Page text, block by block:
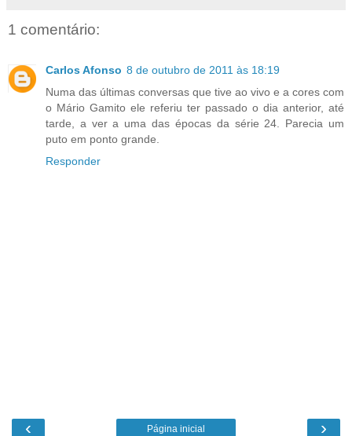
1 comentário:
Carlos Afonso 8 de outubro de 2011 às 18:19
Numa das últimas conversas que tive ao vivo e a cores com
o Mário Gamito ele referiu ter passado o dia anterior, até
tarde, a ver a uma das épocas da série 24. Parecia um
puto em ponto grande.
Responder
‹ ›
Página inicial